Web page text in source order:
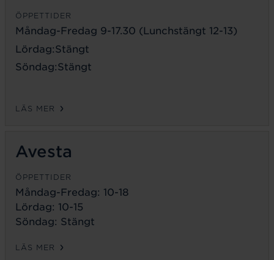
ÖPPETTIDER
Måndag-Fredag 9-17.30 (Lunchstängt 12-13)
Lördag:Stängt
Söndag:Stängt
LÄS MER
Avesta
ÖPPETTIDER
Måndag-Fredag: 10-18
Lördag: 10-15
Söndag: Stängt
LÄS MER